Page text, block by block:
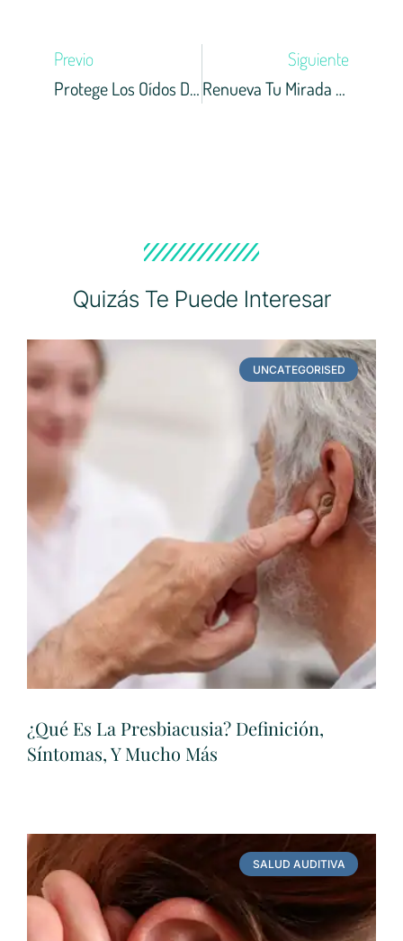
Previo
Protege Los Oídos De Tus Hijos Este Verano Con Tapones De Baño Personalizados
Siguiente
Renueva Tu Mirada Con Las Rebajas En Óptica Raga
Quizás Te Puede Interesar
UNCATEGORISED
¿Qué Es La Presbiacusia? Definición,
Síntomas, Y Mucho Más
SALUD AUDITIVA